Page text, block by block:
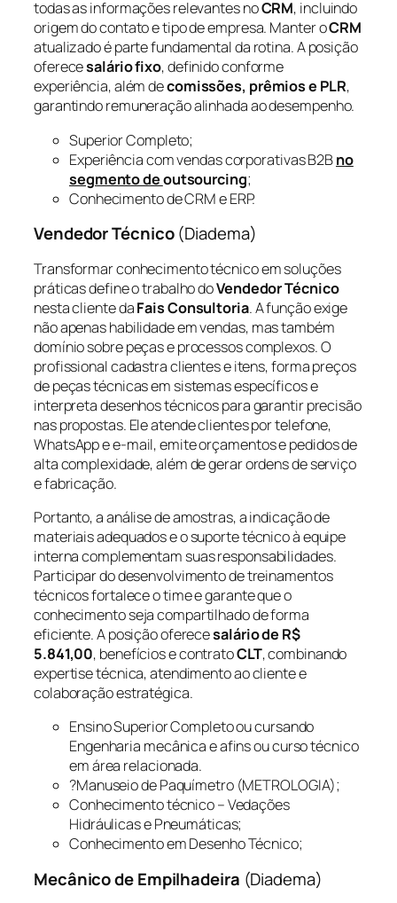
todas as informações relevantes noCRM, incluindo
origem do contato e tipo de empresa. Manter oCRM
atualizado é parte fundamental da rotina. A posição
oferecesalário fixo, definido conforme
experiência, além decomissões, prêmios e PLR,
garantindo remuneração alinhada ao desempenho.
Superior Completo;
Experiência com vendas corporativas B2Bno
segmento deoutsourcing;
Conhecimento de CRM e ERP.
Vendedor Técnico(Diadema)
Transformar conhecimento técnico em soluções
práticas define o trabalho doVendedor Técnico
nesta cliente daFais Consultoria. A função exige
não apenas habilidade em vendas, mas também
domínio sobre peças e processos complexos. O
profissional cadastra clientes e itens, forma preços
de peças técnicas em sistemas específicos e
interpreta desenhos técnicos para garantir precisão
nas propostas. Ele atende clientes por telefone,
WhatsApp e e-mail, emite orçamentos e pedidos de
alta complexidade, além de gerar ordens de serviço
e fabricação.
Portanto, a análise de amostras, a indicação de
materiais adequados e o suporte técnico à equipe
interna complementam suas responsabilidades.
Participar do desenvolvimento de treinamentos
técnicos fortalece o time e garante que o
conhecimento seja compartilhado de forma
eficiente. A posição oferecesalário de R$
5.841,00, benefícios e contratoCLT, combinando
expertise técnica, atendimento ao cliente e
colaboração estratégica.
Ensino Superior Completo ou cursando
Engenharia mecânica e afins ou curso técnico
em área relacionada.
?Manuseio de Paquímetro (METROLOGIA);
Conhecimento técnico – Vedações
Hidráulicas e Pneumáticas;
Conhecimento em Desenho Técnico;
Mecânico de Empilhadeira (Diadema)